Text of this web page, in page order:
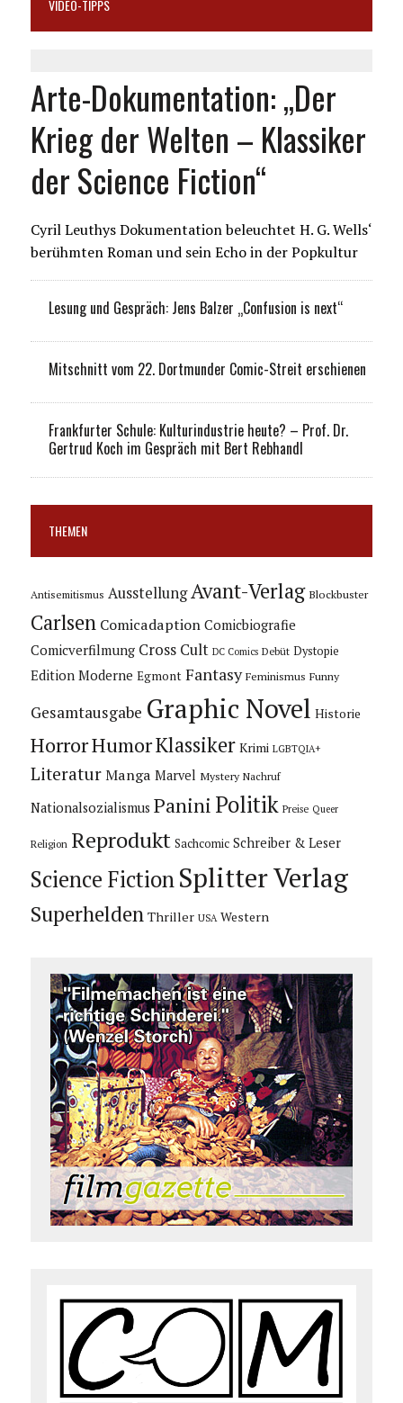
VIDEO-TIPPS
Arte-Dokumentation: „Der
Krieg der Welten – Klassiker
der Science Fiction“
Cyril Leuthys Dokumentation beleuchtet H. G. Wells‘
berühmten Roman und sein Echo in der Popkultur
Lesung und Gespräch: Jens Balzer „Confusion is next“
Mitschnitt vom 22. Dortmunder Comic-Streit erschienen
Frankfurter Schule: Kulturindustrie heute? – Prof. Dr.
Gertrud Koch im Gespräch mit Bert Rebhandl
THEMEN
Antisemitismus Ausstellung Avant-Verlag Blockbuster
Carlsen Comicadaption Comicbiografie
Comicverfilmung Cross Cult DC Comics Debüt Dystopie
Edition Moderne Egmont Fantasy Feminismus Funny
Gesamtausgabe Graphic Novel Historie
HorrorHumorKlassiker Krimi LGBTQIA+
Literatur Manga Marvel Mystery Nachruf
Nationalsozialismus Panini Politik Preise Queer
Religion Reprodukt Sachcomic Schreiber & Leser
Science Fiction Splitter Verlag
Superhelden Thriller USA Western